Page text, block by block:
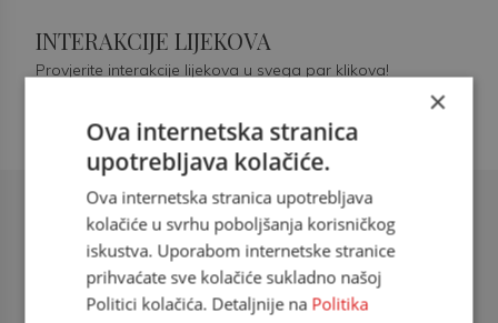
Šećerna bolest tip 2 = kardiovaskularna
doc. dr. sc. Višnja Kokić Maleš,
dr.med., specijalististica
INTERAKCIJE LIJEKOVA
Provjerite interakcije lijekova u svega par klikova!
×
Ova internetska stranica
upotrebljava kolačiće.
Ova internetska stranica upotrebljava
kolačiće u svrhu poboljšanja korisničkog
iskustva. Uporabom internetske stranice
prihvaćate sve kolačiće sukladno našoj
Politici kolačića. Detaljnije na Politika